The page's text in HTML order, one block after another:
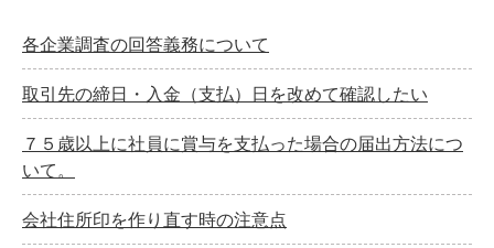
各企業調査の回答義務について
取引先の締日・入金（支払）日を改めて確認したい
７５歳以上に社員に賞与を支払った場合の届出方法につ
いて。
会社住所印を作り直す時の注意点